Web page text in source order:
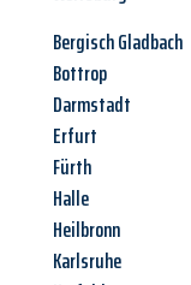
Bergisch Gladbach
Bottrop
Darmstadt
Erfurt
Fürth
Halle
Heilbronn
Karlsruhe